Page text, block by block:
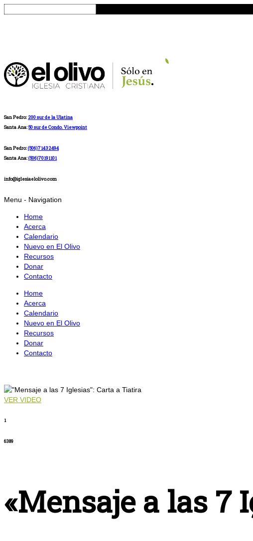
San Pedro: 200 sur de la Ulatina
Santa Ana:50 sur de Condo. Viewpoint
San Pedro:(506)71432494
Santa Ana:(506)70191101
info@iglesiaelolivo.com
Menu - Navigation
Home
Acerca
Calendario
Nuevo en El Olivo
Recursos
Donar
Contacto
Home
Acerca
Calendario
Nuevo en El Olivo
Recursos
Donar
Contacto
VER VIDEO
1
6389
«Mensaje a las 7